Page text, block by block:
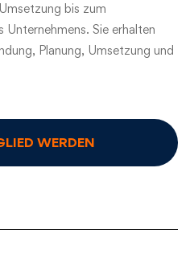
bis zum
Sie erhalten
Planung, Umsetzung und
WERDEN